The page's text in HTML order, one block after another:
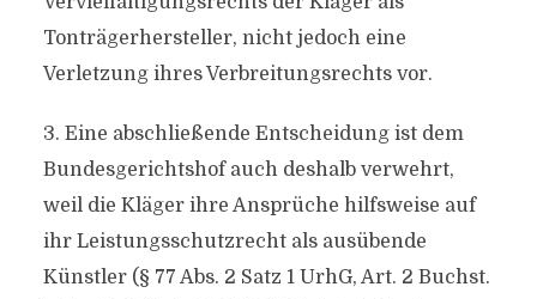
Tonträgerhersteller, nicht jedoch eine
Verletzung ihres Verbreitungsrechts vor.
3. Eine abschließende Entscheidung ist dem
Bundesgerichtshof auch deshalb verwehrt,
weil die Kläger ihre Ansprüche hilfsweise auf
ihr Leistungsschutzrecht als ausübende
Künstler (§ 77 Abs. 2 Satz 1 UrhG, Art. 2 Buchst.